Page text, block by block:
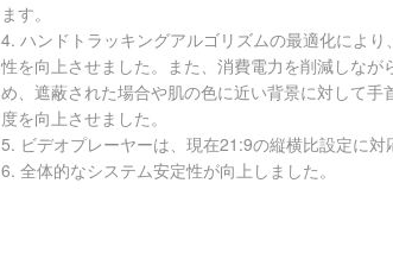
ます。
4. ハンドトラッキングアルゴリズムの最適化により
性を向上させました。また、消費電力を削減しなが
め、遮蔽された場合や肌の色に近い背景に対して手
度を向上させました。
5. ビデオプレーヤーは、現在21:9の縦横比設定に対
6. 全体的なシステム安定性が向上しました。